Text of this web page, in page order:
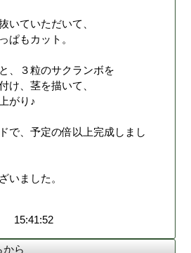
いていただいて、
ぱもカット。
、３粒のサクランボを
け、茎を描いて、
がり♪
で、予定の倍以上完成しまし
いました。
15:41:52
から